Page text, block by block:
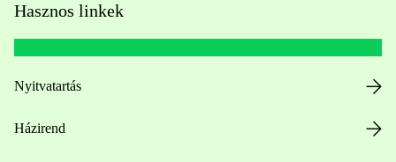
Hasznos linkek
Nyitvatartás
Házirend